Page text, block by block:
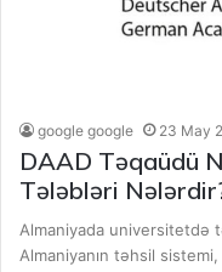
google google 23 May
DAAD Təqaüdü
Tələbləri
Almaniyada universitetdə
Almaniyanın təhsil